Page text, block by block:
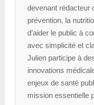
devenant rédacteur
prévention, la
d’aider le public à
avec simplicité et
Julien participe à
innovations
enjeux de santé
mission essentielle